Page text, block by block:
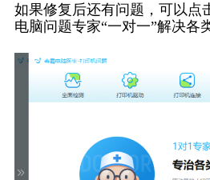
如果修复后还有问题，可以点
电脑问题专家“一对一”解决各